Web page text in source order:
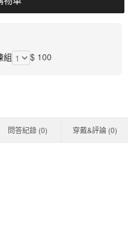
組
$ 100
問答紀錄 (0) 穿戴&評論 (0)